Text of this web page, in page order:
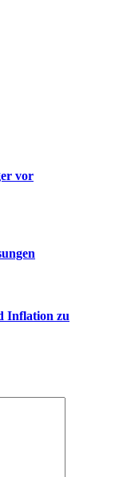
vor
Inflation zu